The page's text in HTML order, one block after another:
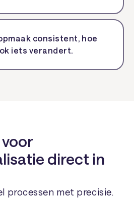
consistent, hoe
iets verandert.
direct in
processen met precisie.